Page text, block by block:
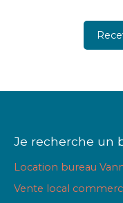
Je recherche un
Location bureau
Vente local